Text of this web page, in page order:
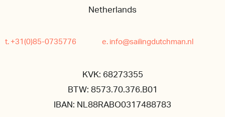
Netherlands
t. +31(0)85-0735776 e. info@sailingdutchman.nl
KVK: 68273355
BTW: 8573.70.376.B01
IBAN: NL88RABO0317488783